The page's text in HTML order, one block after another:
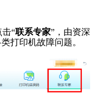
“联系专家”，由资深
打印机故障问题。